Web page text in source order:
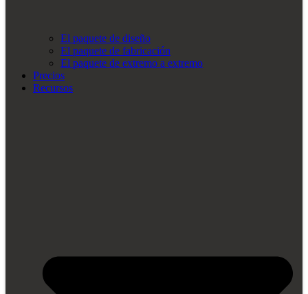
El paquete de diseño
El paquete de fabricación
El paquete de extremo a extremo
Precios
Recursos